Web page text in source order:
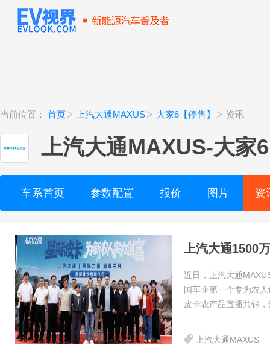
当前位置： 首页 上汽大通MAXUS 大家6【停售】 资讯
上汽大通MAXUS-大家
车系首页 参数配置 报价 图片 资
近日，上汽大通
国车企第一个专为农
皮卡农产品直播共销
上汽大通MAXUS